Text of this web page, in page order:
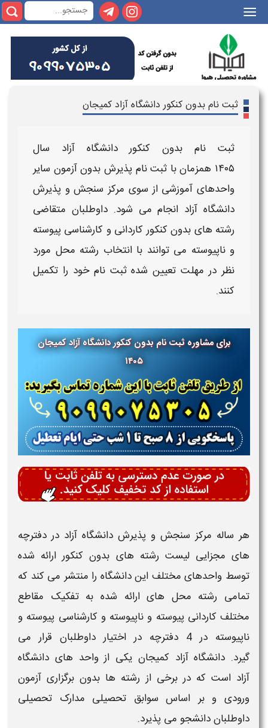
|||
ثبت نام بدون کنکور دانشگاه آزاد کمیجان
ثبت نام بدون کنکور دانشگاه آزاد سال
۱۴۰۵ همزمان با ثبت نام پذیرش بدون آزمون سایر
واحدهای آموزشی از سوی مرکز سنجش و پذیرش
دانشگاه آزاد انجام می شود. داوطلبان متقاضی
رشته های بدون کنکور کاردانی و کارشناسی پیوسته
و ناپیوسته می توانند با انتخاب رشته محل مورد
نظر در مهلت تعیین شدهثبت نامخود را تکمیل
کنند.
برای مشاوره ثبت نام بدون کنکور دانشگاه آزاد کمیجان
۱۴۰۵
هر ساله مرکز سنجش و پذیرش دانشگاه آزاد در دفترچه
های مجزاییلیست رشته های بدون کنکورارائه شده
توسط واحدهای مختلف این دانشگاه را منتشر می کند که
تمامی رشته محل های ارائه شده به تفکیک مقاطع
مختلف کاردانی پیوسته و ناپیوستهو کارشناسی پیوسته و
ناپیوسته
در 4 دفترچه در اختیار داوطلبان قرار می
گیرد. دانشگاه آزاد کمیجان یکی از واحد های دانشگاه
آزاداست که در برخی از رشته ها بدون برگزاری آزمون
ورودی وبر اساس سوابق تحصیلی مدارک تحصیلی
داوطلبان دانشجو می پذیرد.